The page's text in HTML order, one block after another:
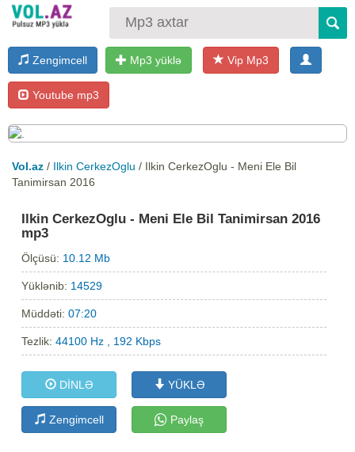
Zengimcell Mp3 yüklə Vip Mp3
Youtube mp3
Vol.az / Ilkin CerkezOglu / Ilkin CerkezOglu - Meni Ele Bil
Tanimirsan 2016
Ilkin CerkezOglu - Meni Ele Bil Tanimirsan 2016
mp3
Ölçüsü: 10.12 Mb
Yüklənib: 14529
Müddəti:07:20
Tezlik:44100 Hz , 192 Kbps
DİNLƏ YÜKLƏ
Zengimcell Paylaş